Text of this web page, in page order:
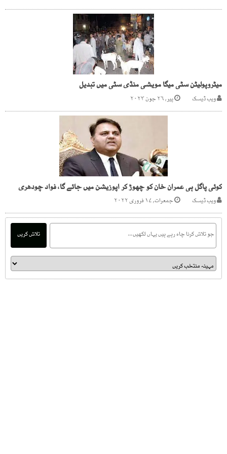
میٹروپولیٹن سٹی میگا مویشی منڈی سٹی میں تبدیل
ویب ڈیسک پیر, ۲۶ جون ۲۰۲۳
کوئی پاگل ہی عمران خان کو چھوڑ کر اپوزیشن میں جائے گا، فواد چودھری
ویب ڈیسک جمعرات, ۱۷ فروری ۲۰۲۲
تلاش کریں